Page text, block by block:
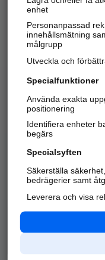
Sök företag, personer
Hitta
Alla kategorier
API & Kartor
enhet
Personanpassad
innehållsmätning
målgrupp
Utveckla och
Specialfunktioner
Använda exakta
positionering
Identifiera enheter
begärs
Specialsyften
Säkerställa
bedrägerier samt
Leverera och visa